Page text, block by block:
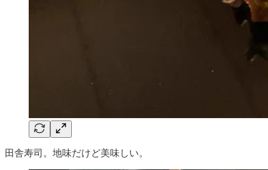
田舎寿司。地味だけど美味しい。